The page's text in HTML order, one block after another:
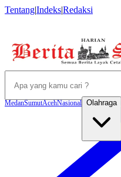
Tentang|Indeks|Redaksi
MedanSumutAcehNasional Olahraga